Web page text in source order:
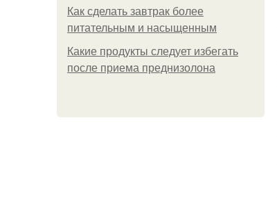
Как сделать завтрак более
питательным и насыщенным
Какие продукты следует избегать
после приема преднизолона